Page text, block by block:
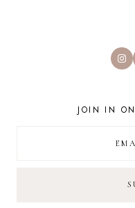
JOIN IN